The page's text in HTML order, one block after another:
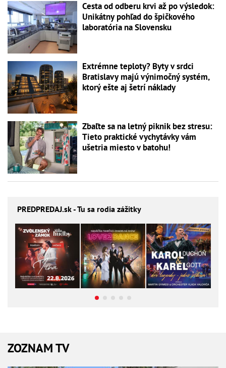
Cesta od odberu krvi až po výsledok:
Unikátny pohľad do špičkového
laboratória na Slovensku
Extrémne teploty? Byty v srdci
Bratislavy majú výnimočný systém,
ktorý ešte aj šetrí náklady
Zbaľte sa na letný piknik bez stresu:
Tieto praktické vychytávky vám
ušetria miesto v batohu!
PREDPREDAJ.sk - Tu sa rodia zážitky
ZOZNAM TV